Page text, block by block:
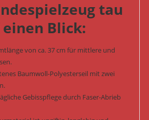
tau
einen Blick:
von ca. 37 cm für mittlere und
Baumwoll-Polyesterseil mit zwei
Gebisspflege durch Faser-Abrieb